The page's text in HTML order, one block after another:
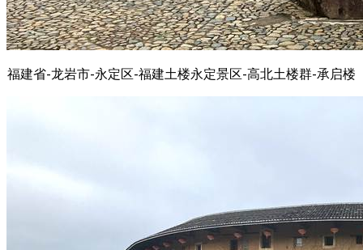
福建省-龙岩市-永定区-福建土楼永定景区-高北土楼群-承启楼